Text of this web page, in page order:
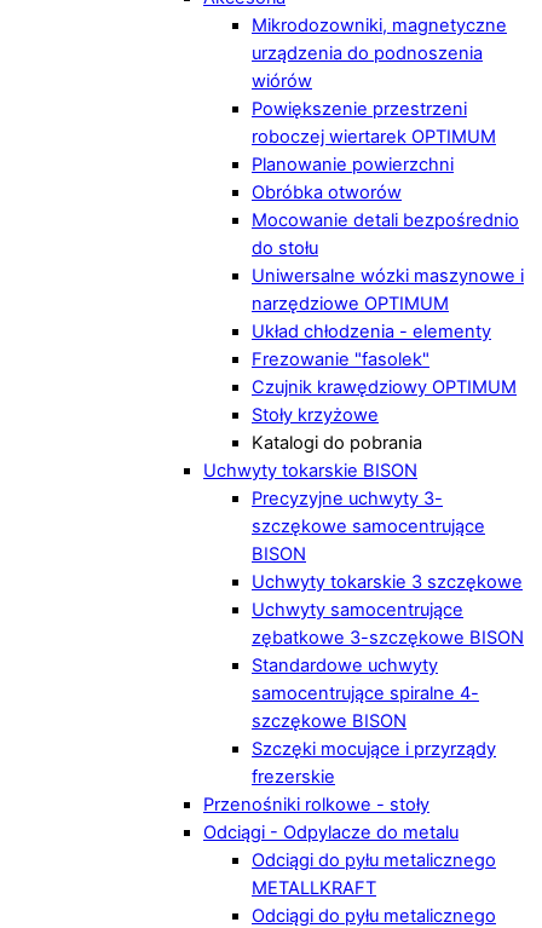
Mikrodozowniki, magnetyczne
urządzenia do podnoszenia
wiórów
Powiększenie przestrzeni
roboczej wiertarek OPTIMUM
Planowanie powierzchni
Obróbka otworów
Mocowanie detali bezpośrednio
do stołu
Uniwersalne wózki maszynowe i
narzędziowe OPTIMUM
Układ chłodzenia - elementy
Frezowanie "fasolek"
Czujnik krawędziowy OPTIMUM
Stoły krzyżowe
Katalogi do pobrania
Uchwyty tokarskie BISON
Precyzyjne uchwyty 3-
szczękowe samocentrujące
BISON
Uchwyty tokarskie 3 szczękowe
Uchwyty samocentrujące
zębatkowe 3-szczękowe BISON
Standardowe uchwyty
samocentrujące spiralne 4-
szczękowe BISON
Szczęki mocujące i przyrządy
frezerskie
Przenośniki rolkowe - stoły
Odciągi - Odpylacze do metalu
Odciągi do pyłu metalicznego
METALLKRAFT
Odciągi do pyłu metalicznego